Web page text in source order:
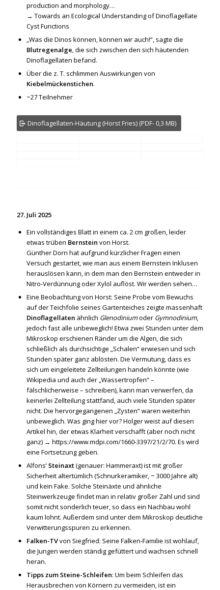
production and morphology…
→ Towards an Ecological Understanding of Dinoflagellate
Cyst Functions
„Was die Dinos können, können wir auch!“, sagte die
Blutregenalge, die sich zwischen den sich häutenden
Dinoflagellaten befand.
Über die z. T. schlimmen Auswirkungen von
Kiebelmückenstichen.
~27 Teilnehmer
Dinoflagellaten-Häutung (Horst Fries) (PDF- 0,3 MB)
27. Juli 2025
Ein vollständiges Blatt in einem ca. 2 cm großen, leider
etwas trüben Bernstein von Horst.
Günther Dorn hat aufgrund kürzlicher Fragen einen
Versuch gestartet, wie man aus einem Bernstein Inklusen
herauslösen kann, in dem man den Bernstein entweder in
Nitro-Verdünnung oder Xylol auflöst. Wir werden sehen…
Eine Beobachtung von Horst: Seine Probe vom Bewuchs
auf der Teichfolie seines Gartenteiches zeigte massenhaft
Dinoflagellaten ähnlich Glenodiniumoder Gymnodinium,
jedoch fast alle unbeweglich! Etwa zwei Stunden unter dem
Mikroskop erschienen Ränder um die Algen, die sich
schließlich als durchsichtige „Schalen“ erwiesen und sich
Stunden später ganz ablösten. Die Vermutung, dass es
sich um eingeleitete Zellteilungen handeln könnte (wie
Wikipedia und auch der „Wassertropfen“ –
fälschlicherweise – schreiben), kann man verwerfen, da
keinerlei Zellteilung stattfand, auch viele Stunden später
nicht. Die hervorgegangenen „Zysten“ waren weiterhin
unbeweglich. Was ging hier vor? Holger weist auf diesen
Artikel hin, der etwas Klarheit verschafft (aber noch nicht
ganz) → https://www.mdpi.com/1660-3397/21/2/70. Es wird
eine Fortsetzung geben.
Alfons‘ Steinaxt(genauer: Hammeraxt) ist mit großer
Sicherheit altertümlich (Schnurkeramiker, ~ 3000 Jahre alt)
und kein Fake. Solche Steinäxte und ähnliche
Steinwerkzeuge findet man in relativ großer Zahl und sind
somit nicht sonderlich teuer, so dass ein Nachbau wohl
kaum lohnt. Außerdem sind unter dem Mikroskop deutliche
Verwitterungsspuren zu erkennen.
Falken-TVvon Siegfried: Seine Falken-Familie ist wohlauf,
die Jungen werden ständig gefüttert und wachsen schnell
heran.
Tipps zum Steine-Schleifen: Um beim Schleifen das
Herausbrechen von Körnern zu vermeiden, ist ein